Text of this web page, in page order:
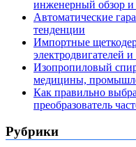
инженерный обзор
Автоматические
тенденции
Импортные
электродвигателей
Изопропиловый
медицины,
Как правильно
преобразователь
Рубрики